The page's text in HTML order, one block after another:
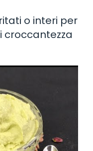
o interi per
croccantezza